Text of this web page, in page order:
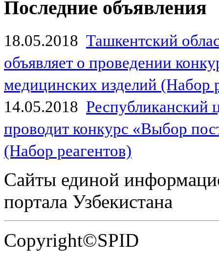
Последние объявления
18.05.2018 Ташкентский
объявляет о проведении
медицинских изделий (Набор
14.05.2018
проводит конкурс «Выбор
(Набор реагентов)
Сайты единой
портала Узбекистана
Copyright©SPID